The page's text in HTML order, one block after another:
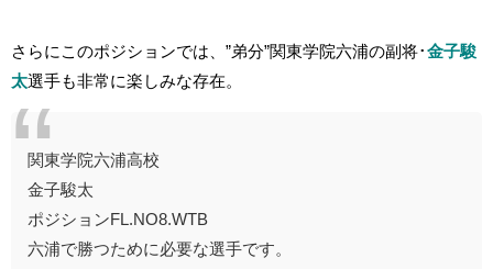
さらにこのポジションでは、”弟分”関東学院六浦の副将･ 金子駿
太選手も非常に楽しみな存在。
関東学院六浦高校
金子駿太
ポジションFL.NO8.WTB
六浦で勝つために必要な選手です。